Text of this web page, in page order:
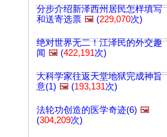
分步介绍新泽西州居民怎样填写
和送寄选票 🖼️ (229,070次)
绝对世界无二！江泽民的外交趣
闻 🖼️ (422,191次)
大科学家往返天堂地狱完成神旨
意(1) 🖼️ (193,131次)
法轮功创造的医学奇迹(6) 🖼️
(304,209次)